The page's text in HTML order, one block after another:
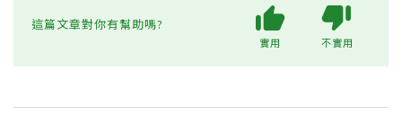
這篇文章對你有幫助嗎?
實用 不實用